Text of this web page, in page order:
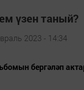
үзен таный?
2023 - 14:34
бергәләп